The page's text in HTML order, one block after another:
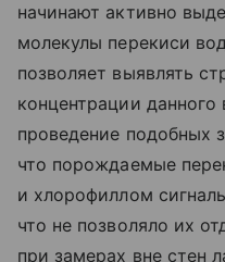
начинают активно
молекулы перекиси
позволяет выявлять
концентрации
проведение подобных
что порождаемые
и хлорофиллом
что не позволяло их
при замерах вне стен